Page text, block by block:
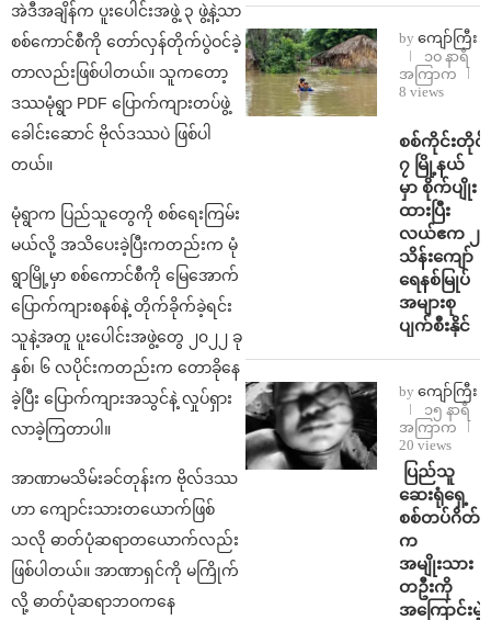
အဲဒီအချိန်က ပူးပေါင်းအဖွဲ့ ၃ ဖွဲ့နဲ့သာ
စစ်ကောင်စီကို တော်လှန်တိုက်ပွဲဝင်ခဲ့
တာလည်းဖြစ်ပါတယ်။ သူကတော့
ဒဿမုံရွာ PDF ပြောက်ကျားတပ်ဖွဲ့
ခေါင်းဆောင် ဗိုလ်ဒဿပဲ ဖြစ်ပါ
တယ်။
မုံရွာက ပြည်သူတွေကို စစ်ရေးကြမ်း
မယ်လို့ အသိပေးခဲ့ပြီးကတည်းက မုံ
ရွာမြို့မှာ စစ်ကောင်စီကို မြေအောက်
ပြောက်ကျားစနစ်နဲ့ တိုက်ခိုက်ခဲ့ရင်း
သူနဲ့အတူ ပူးပေါင်းအဖွဲ့တွေ ၂၀၂၂ ခု
နှစ်၊ ၆ လပိုင်းကတည်းက တောခိုနေ
ခဲ့ပြီး ပြောက်ကျားအသွင်နဲ့ လှုပ်ရှား
လာခဲ့ကြတာပါ။
အာဏာမသိမ်းခင်တုန်းက ဗိုလ်ဒဿ
ဟာ ကျောင်းသားတယောက်ဖြစ်
သလို ဓာတ်ပုံဆရာတယောက်လည်း
ဖြစ်ပါတယ်။ အာဏာရှင်ကို မကြိုက်
လို့ ဓာတ်ပုံဆရာဘဝကနေ
by ကျော်ကြီး
၁၀ နာရီ
အကြာက
8 views
⁨စစ်ကိုင်းတိုင်း
၇ မြို့နယ်
မှာ စိုက်ပျိုး
ထားပြီး
လယ်ဧက ၂
သိန်း​ကျော်
ရေနစ်မြုပ်
အများစု
ပျက်စီးနိုင်
by ကျော်ကြီး
၁၅ နာရီ
အကြာက
20 views
⁩ ⁨ပြည်သူ
ဆေးရုံရှေ့
စစ်တပ်ဂိတ်
က
အမျိုးသား
တဦးကို
အကြောင်းမဲ့